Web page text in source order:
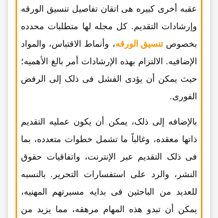
عقبه أخرى کبیره هی اتقان تفاصیل تنسیق الورقه
وإرشادات التقدیم. کل مجله لها متطلبات محدده
بخصوصتنسیق الورقه، وأنماط الاقتباس، والمواد
الإضافیه. الالتزام بهذه الإرشادات أمر بالغ الأهمیه؛
حیث یمکن أن یؤدی الفشل فی ذلک إلى الرفض
الفوری.
بالإضافه إلى ذلک، یمکن أن یکون عملیه التقدیم
ذاتها معقده، وغالباً ما تشمل خطوات متعدده، بما
فی ذلک التقدیم عبر الإنترنت، واتفاقیات حقوق
النشر، والرد على استفسارات التحریر. بالنسبه
للعدید من الباحثین فی بدایه مسیرتهم المهنیه،
یمکن أن تبدو هذه المهام مرهقه، مما یزید من